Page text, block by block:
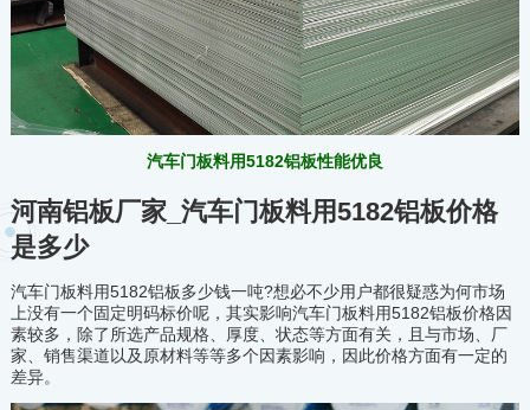
汽车门板料用5182铝板性能优良
河南铝板厂家_汽车门板料用5182铝板价格
是多少
汽车门板料用5182铝板多少钱一吨?想必不少用户都很疑惑为何市场
上没有一个固定明码标价呢，其实影响汽车门板料用5182铝板价格因
素较多，除了所选产品规格、厚度、状态等方面有关，且与市场、厂
家、销售渠道以及原材料等等多个因素影响，因此价格方面有一定的
差异。